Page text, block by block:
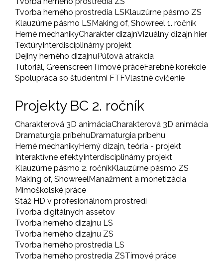
Tvorba herného prostredia LSKlauzúrne pásmo ZS
Klauzúrne pásmo LSMaking of, Showreel 1. ročník
Herné mechanikyCharakter dizajnVizuálny dizajn hier
TextúryInterdisciplinárny projekt
Dejiny herného dizajnuPúťová atrakcia
Tutoriál, GreenscreenTímové práceFarebné korekcie
Spolupráca so študentmi FTFVlastné cvičenie
Projekty BC 2. ročník
Charakterová 3D animáciaCharakterová 3D animácia
Dramaturgia príbehuDramaturgia príbehu
Herné mechanikyHerný dizajn, teória - projekt
Interaktívne efektyInterdisciplinárny projekt
Klauzúrne pásmo 2. ročníkKlauzúrne pásmo ZS
Making of, ShowreelManažment a monetizácia
Mimoškolské práce
Stáž HD v profesionálnom prostredí
Tvorba digitálnych assetov
Tvorba herného dizajnu LS
Tvorba herného dizajnu ZS
Tvorba herného prostredia LS
Tvorba herného prostredia ZSTímové práce